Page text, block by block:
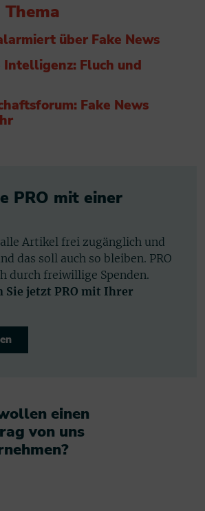
über Fake News
Intelligenz: Fluch und
Fake News
PRO mit einer
alle Artikel frei zugänglich und
das soll auch so bleiben. PRO
durch freiwillige Spenden.
Sie jetzt PRO mit Ihrer
einen
von uns